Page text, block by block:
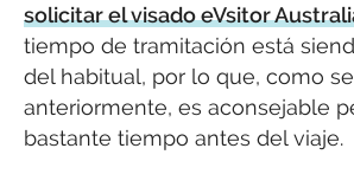
solicitar el visado eVsitor
tiempo de tramitación está
del habitual, por lo que, como
anteriormente, es aconsejable
bastante tiempo antes del viaje.